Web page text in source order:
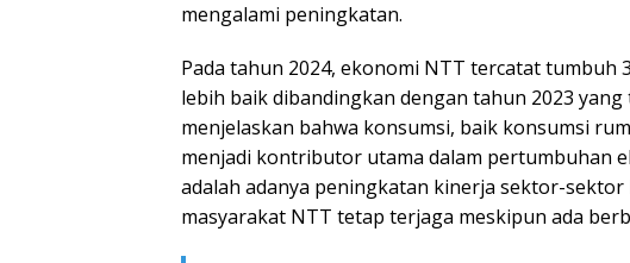
mengalami peningkatan.
Pada tahun 2024, ekonomi NTT tercatat tumbuh
lebih baik dibandingkan dengan tahun 2023
menjelaskan bahwa konsumsi, baik konsumsi
menjadi kontributor utama dalam pertumbuhan
adalah adanya peningkatan kinerja sektor-
masyarakat NTT tetap terjaga meskipun ada